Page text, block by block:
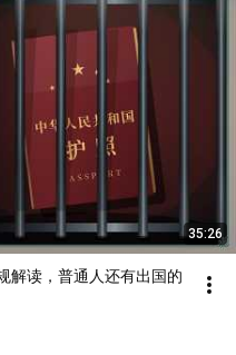
35:26
解读，普通人还有出国的